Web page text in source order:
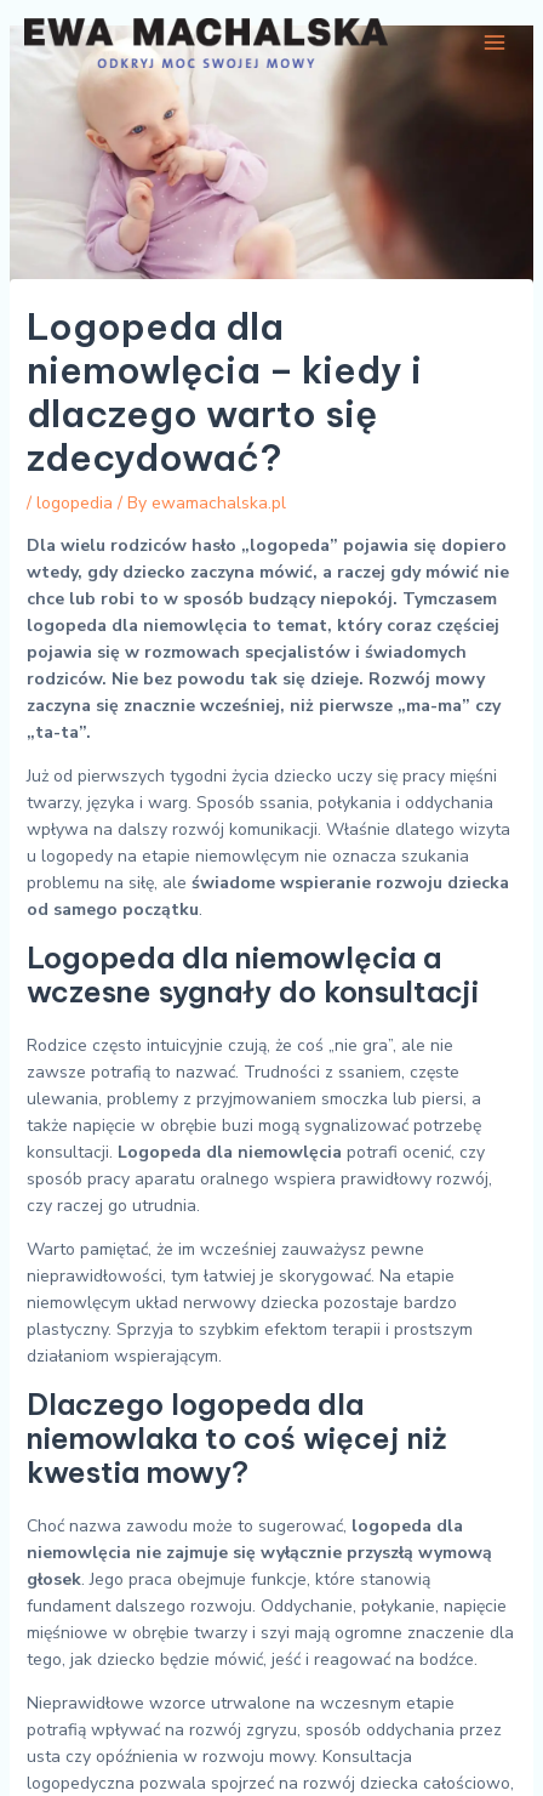
content
Main
Logopeda dla
niemowlęcia – kiedy i
dlaczego warto się
zdecydować?
/ logopedia / By ewamachalska.pl
Dla wielu rodziców hasło „logopeda” pojawia się dopiero
wtedy, gdy dziecko zaczyna mówić, a raczej gdy mówić nie
chce lub robi to w sposób budzący niepokój. Tymczasem
logopeda dla niemowlęcia to temat, który coraz częściej
pojawia się w rozmowach specjalistów i świadomych
rodziców. Nie bez powodu tak się dzieje. Rozwój mowy
zaczyna się znacznie wcześniej, niż pierwsze „ma-ma” czy
„ta-ta”.
Już od pierwszych tygodni życia dziecko uczy się pracy mięśni
twarzy, języka i warg. Sposób ssania, połykania i oddychania
wpływa na dalszy rozwój komunikacji. Właśnie dlatego wizyta
u logopedy na etapie niemowlęcym nie oznacza szukania
problemu na siłę, ale świadome wspieranie rozwoju dziecka
od samego początku.
Logopeda dla niemowlęcia a
wczesne sygnały do konsultacji
Rodzice często intuicyjnie czują, że coś „nie gra”, ale nie
zawsze potrafią to nazwać. Trudności z ssaniem, częste
ulewania, problemy z przyjmowaniem smoczka lub piersi, a
także napięcie w obrębie buzi mogą sygnalizować potrzebę
konsultacji. Logopeda dla niemowlęcia potrafi ocenić, czy
sposób pracy aparatu oralnego wspiera prawidłowy rozwój,
czy raczej go utrudnia.
Warto pamiętać, że im wcześniej zauważysz pewne
nieprawidłowości, tym łatwiej je skorygować. Na etapie
niemowlęcym układ nerwowy dziecka pozostaje bardzo
plastyczny. Sprzyja to szybkim efektom terapii i prostszym
działaniom wspierającym.
Dlaczego logopeda dla
niemowlaka to coś więcej niż
kwestia mowy?
Choć nazwa zawodu może to sugerować, logopeda dla
niemowlęcia nie zajmuje się wyłącznie przyszłą wymową
głosek. Jego praca obejmuje funkcje, które stanowią
fundament dalszego rozwoju. Oddychanie, połykanie, napięcie
mięśniowe w obrębie twarzy i szyi mają ogromne znaczenie dla
tego, jak dziecko będzie mówić, jeść i reagować na bodźce.
Nieprawidłowe wzorce utrwalone na wczesnym etapie
potrafią wpływać na rozwój zgryzu, sposób oddychania przez
usta czy opóźnienia w rozwoju mowy. Konsultacja
logopedyczna pozwala spojrzeć na rozwój dziecka całościowo,
navigation